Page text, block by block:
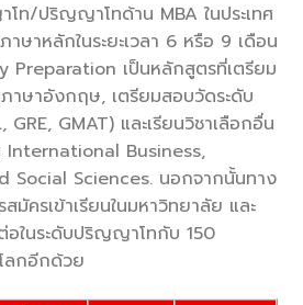
ท/ปริญญาโทด้าน MBA ในประเทศ
ษาหลักในระยะเวลา 6 หรือ 9 เดือน
Preparation เป็นหลักสูตรที่เตรียม
าษาอังกฤษ, เตรียมสอบวัดระดับ
GRE, GMAT) และเรียนวิชาเลือกอื่น
International Business,
Social Sciences. นอกจากนั้นทาง
มัครเข้าเรียนในมหาวิทยาลัย และ
ต่อในระดับปริญญาโทกับ 150
ลกอีกด้วย